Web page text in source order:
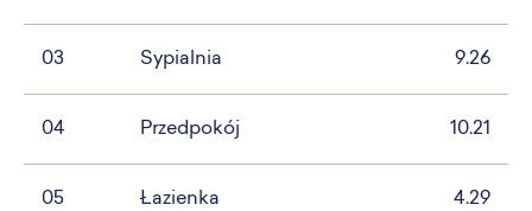
03 Sypialnia 9.26
04 Przedpokój 10.21
05 Łazienka 4.29